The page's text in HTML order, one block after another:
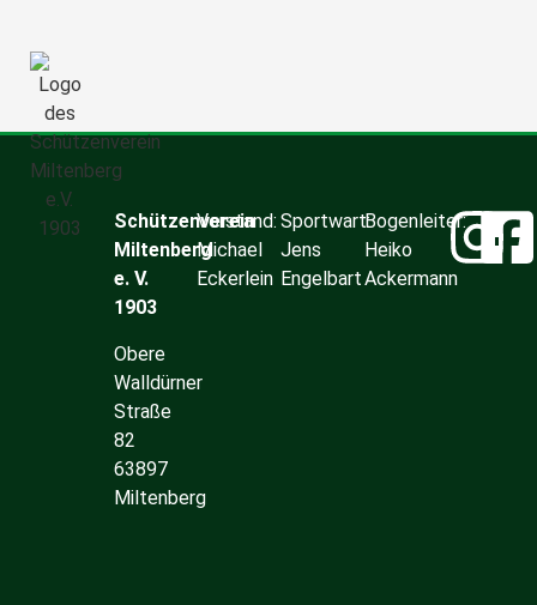
Schützenverein
Miltenberg
e. V.
1903
Obere
Walldürner
Straße
82
63897
Miltenberg
Vorstand:
Michael
Eckerlein
Sportwart:
Jens
Engelbart
Bogenleiter:
Heiko
Ackermann